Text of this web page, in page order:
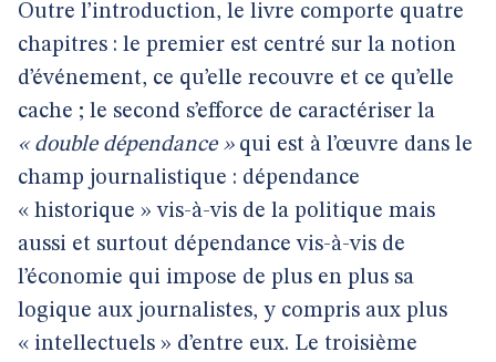
Outre l’introduction, le livre comporte quatre
chapitres : le premier est centré sur la notion
d’événement, ce qu’elle recouvre et ce qu’elle
cache ; le second s’efforce de caractériser la
« double dépendance »qui est à l’œuvre dans le
champ journalistique : dépendance
« historique » vis-à-vis de la politique mais
aussi et surtout dépendance vis-à-vis de
l’économie qui impose de plus en plus sa
logique aux journalistes, y compris aux plus
« intellectuels » d’entre eux. Le troisième